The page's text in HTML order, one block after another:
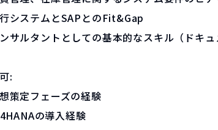
システムとSAPとのFit&Gap
サルタントとしての基本的なスキル（ドキ
:
策定フェーズの経験
の導入経験